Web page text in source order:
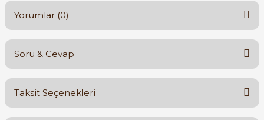
Yorumlar (0)
Bu ürüne ilk yorumu siz yapın!
Soru & Cevap
Ürün hakkında henüz soru sorulmamış.
Taksit Seçenekleri